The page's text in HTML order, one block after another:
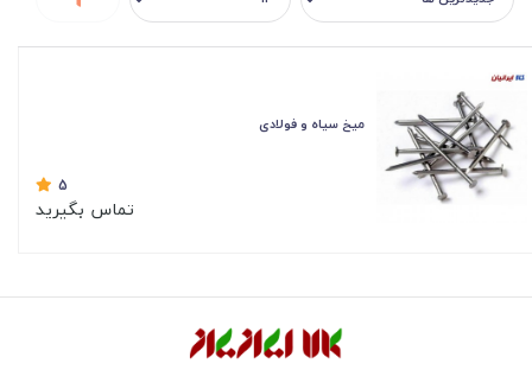
میخ سیاه و فولادی
5
تماس بگیرید